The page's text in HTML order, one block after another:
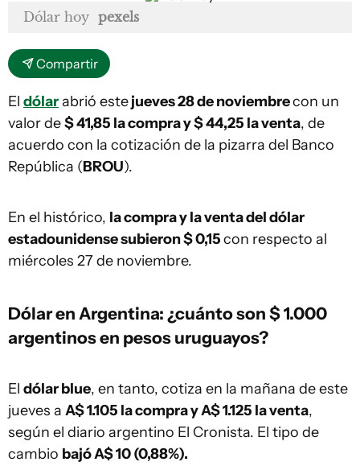
Dólar hoy pexels
Compartir
El dólarabrió estejueves 28 de noviembrecon un
valor de$ 41,85 la compra y $ 44,25 la venta, de
acuerdo con la cotización de la pizarra del Banco
República (BROU).
En el histórico, la compra y la venta del dólar
estadounidense subieron $ 0,15con respecto al
miércoles 27 de noviembre.
Dólar en Argentina: ¿cuánto son $ 1.000
argentinos en pesos uruguayos?
El dólar blue, en tanto, cotiza en la mañana de este
jueves a A$ 1.105 la compra y A$ 1.125 la venta,
según el diario argentino El Cronista. El tipo de
cambio bajó A$ 10 (0,88%).